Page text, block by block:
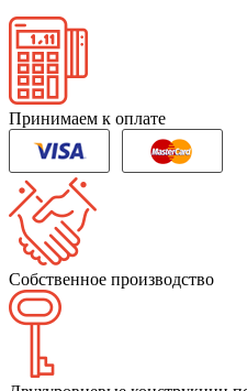
Принимаем к оплате
Собственное производство